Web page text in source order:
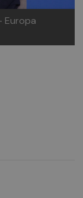
Europa